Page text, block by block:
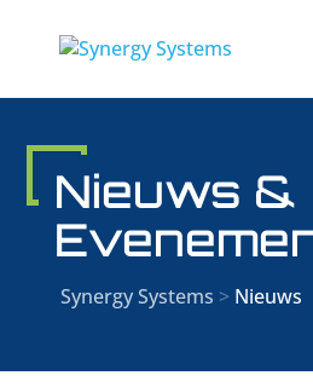
Nieuws &
Synergy Systems > Nieuws